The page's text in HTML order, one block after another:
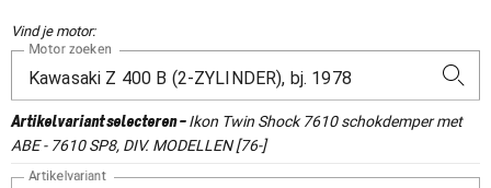
Vind je motor:
Motor zoeken
Artikelvariant selecteren-Ikon Twin Shock 7610 schokdemper met
ABE - 7610 SP8, DIV. MODELLEN [76-]
Artikelvariant